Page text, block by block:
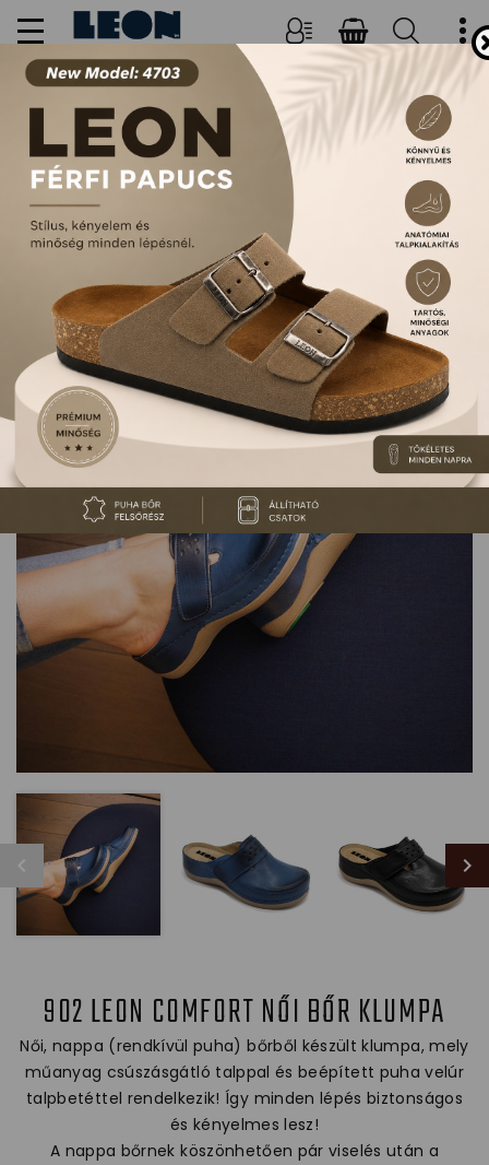
NŐI, FÉRFI PAPUCSOK ÉS
SZANDÁLOK
902 LEON COMFORT NŐI BŐR KLUMPA
Női, nappa (rendkívül puha) bőrből készült klumpa, mely
műanyag csúszásgátló talppal és beépített puha velúr
talpbetéttel rendelkezik! Így minden lépés biztonságos
és kényelmes lesz!
A nappa bőrnek köszönhetően pár viselés után a